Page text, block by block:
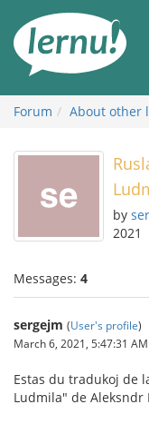
the
content
Forum About other
by
2021
Messages: 4
sergejm (User's profile)
March 6, 2021, 5:47:31 AM
Estas du tradukoj de
Ludmila" de Aleksndr